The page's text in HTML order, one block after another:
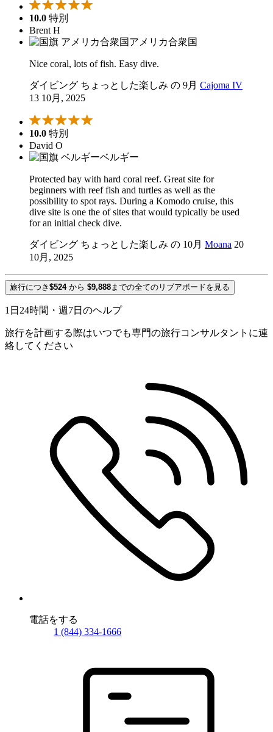
10.0 特別
Brent H
アメリカ合衆国
Nice coral, lots of fish. Easy dive.
ダイビング ちょっとした楽しみ の 9月 Cajoma IV
13 10月, 2025
10.0 特別
David O
ベルギー
Protected bay with hard coral reef. Great site for
beginners with reef fish and turtles as well as the
possibility to spot rays. During a Komodo cruise, this
dive site is one the of sites that would typically be used
for an initial check dive.
ダイビング ちょっとした楽しみ の 10月 Moana 20
10月, 2025
旅行につき $524から $9,888までの全てのリブアボードを見る
1日24時間・週7日のヘルプ
旅行を計画する際はいつでも専門の旅行コンサルタントに連
絡してください
電話をする
1 (844) 334-1666